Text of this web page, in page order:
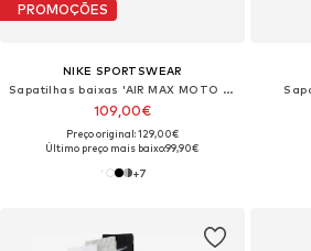
PROMOÇÕES
NIKE SPORTSWEAR
Sapatilhas baixas 'AIR MAX MOTO 2K'
109,00€
Preço original: 129,00€
Último preço mais baixo:99,90€
+7